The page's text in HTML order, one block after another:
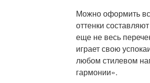
Можно оформить
оттенки
еще не весь
играет свою
любом стилевом
гармонии».